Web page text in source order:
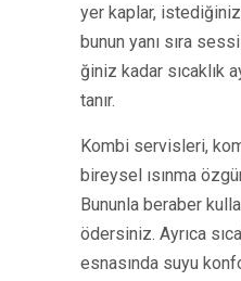
yer kaplar,
bunun yanı sıra
ğiniz kadar sıcaklık
tanır.
Kombi servisleri,
bireysel ısınma
Bununla beraber
ödersiniz. Ayrıca
esnasında suyu